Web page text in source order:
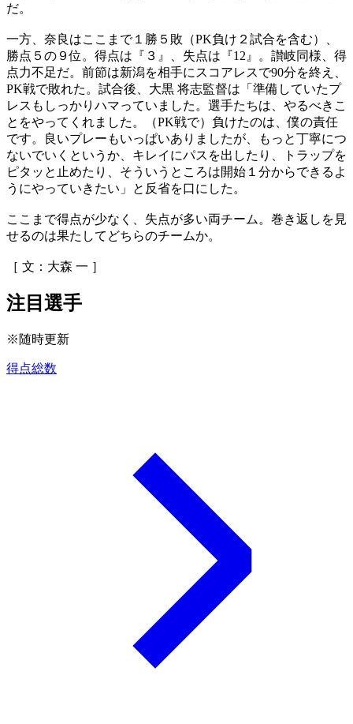
だ。
一方、奈良はここまで１勝５敗（PK負け２試合を含む）、
勝点５の９位。得点は『３』、失点は『12』。讃岐同様、得
点力不足だ。前節は新潟を相手にスコアレスで90分を終え、
PK戦で敗れた。試合後、大黒 将志監督は「準備していたプ
レスもしっかりハマっていました。選手たちは、やるべきこ
とをやってくれました。（PK戦で）負けたのは、僕の責任
です。良いプレーもいっぱいありましたが、もっと丁寧につ
ないでいくというか、キレイにパスを出したり、トラップを
ピタッと止めたり、そういうところは開始１分からできるよ
うにやっていきたい」と反省を口にした。
ここまで得点が少なく、失点が多い両チーム。巻き返しを見
せるのは果たしてどちらのチームか。
［ 文：大森 一 ］
注目選手
※随時更新
得点総数